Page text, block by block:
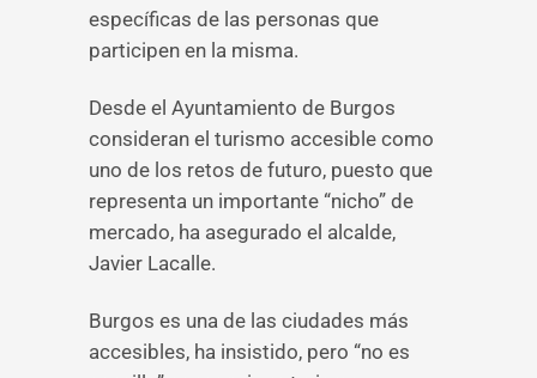
específicas de las personas que
participen en la misma.
Desde el Ayuntamiento de Burgos
consideran el turismo accesible como
uno de los retos de futuro, puesto que
representa un importante “nicho” de
mercado, ha asegurado el alcalde,
Javier Lacalle.
Burgos es una de las ciudades más
accesibles, ha insistido, pero “no es